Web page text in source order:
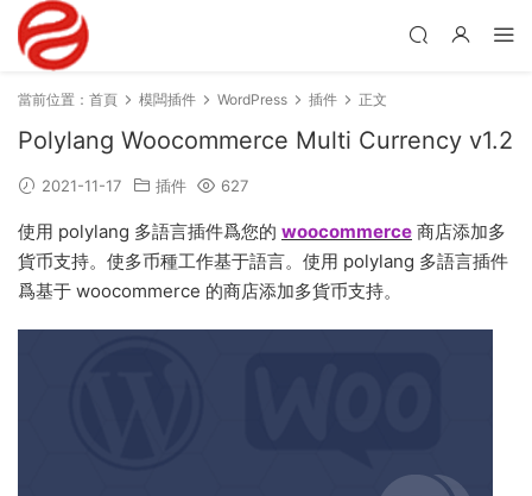
當前位置： 首頁 模闆插件 WordPress 插件 正文
Polylang Woocommerce Multi Currency v1.2
2021-11-17 插件 627
使用 polylang 多語言插件爲您的 woocommerce 商店添加多
貨币支持。使多币種工作基于語言。使用 polylang 多語言插件
爲基于 woocommerce 的商店添加多貨币支持。